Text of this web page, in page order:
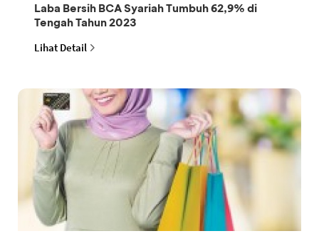
Laba Bersih BCA Syariah Tumbuh 62,9% di
Tengah Tahun 2023
Lihat Detail